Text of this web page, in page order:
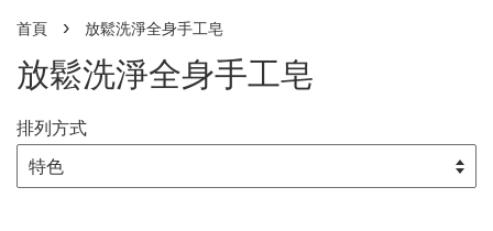
首頁 › 放鬆洗淨全身手工皂
放鬆洗淨全身手工皂
排列方式